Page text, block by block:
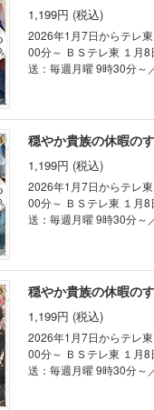
いよいよリゼルの冒険者
1,199円 (税込)
2026年1月7日からテレ
00分～ ＢＳテレ東 １月8日から毎週木曜 深夜24時30分～ AT-X 1月8日から毎週木曜 21時30分～ （リピート放
送：毎週月曜 9時30分～／
録！ 【あらすじ】 リゼルは王都での冒険者ライフを大満喫中。 『夢の迷宮』に迷い込んだり、獣人贔屓の迷宮に
踏み込んでみたり……と
まうまさかの展開に!? そ
クションに参加したり、
――!? 彼の周囲はいつも
平和な『休暇』シリーズ
穏やか貴族の休暇の
1,199円 (税込)
2026年1月7日からテレ
00分～ ＢＳテレ東 １月8日から毎週木曜 深夜24時30分～ AT-X 1月8日から毎週木曜 21時30分～ （リピート放
送：毎週月曜 9時30分～／
頼、依頼、また依頼の日
頼、そして、初めての土
ト!? リゼルとスタッドが
ごし方が今回も盛りだく
の”平和な『休暇』シリー
穏やか貴族の休暇の
1,199円 (税込)
2026年1月7日からテレ
00分～ ＢＳテレ東 １月8日から毎週木曜 深夜24時30分～ AT-X 1月8日から毎週木曜 21時30分～ （リピート放
送：毎週月曜 9時30分～／